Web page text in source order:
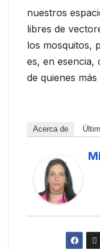
nuestros
libres de
los mosquitos,
es, en esencia,
de quienes más
Acerca de